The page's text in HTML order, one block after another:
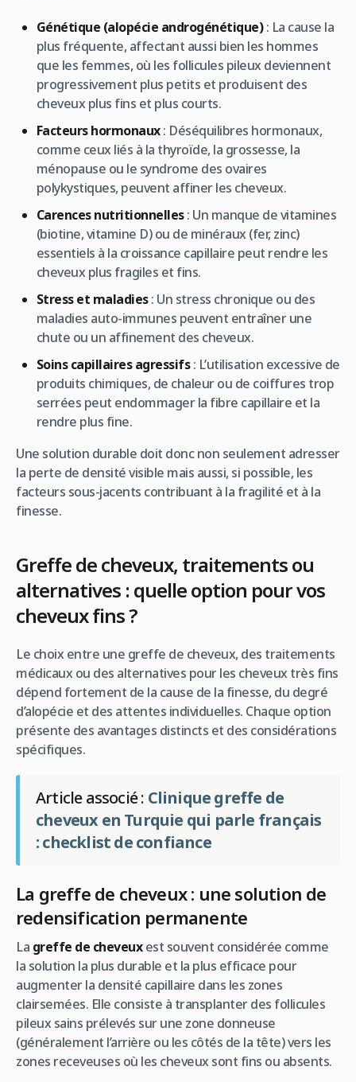
Génétique (alopécie androgénétique): La cause la
plus fréquente, affectant aussi bien les hommes
que les femmes, où les follicules pileux deviennent
progressivement plus petits et produisent des
cheveux plus fins et plus courts.
Facteurs hormonaux: Déséquilibres hormonaux,
comme ceux liés à la thyroïde, la grossesse, la
ménopause ou le syndrome des ovaires
polykystiques, peuvent affiner les cheveux.
Carences nutritionnelles: Un manque de vitamines
(biotine, vitamine D) ou de minéraux (fer, zinc)
essentiels à la croissance capillaire peut rendre les
cheveux plus fragiles et fins.
Stress et maladies: Un stress chronique ou des
maladies auto-immunes peuvent entraîner une
chute ou un affinement des cheveux.
Soins capillaires agressifs: L’utilisation excessive de
produits chimiques, de chaleur ou de coiffures trop
serrées peut endommager la fibre capillaire et la
rendre plus fine.
Une solution durable doit donc non seulement adresser
la perte de densité visible mais aussi, si possible, les
facteurs sous-jacents contribuant à la fragilité et à la
finesse.
Greffe de cheveux, traitements ou
alternatives : quelle option pour vos
cheveux fins ?
Le choix entre une greffe de cheveux, des traitements
médicaux ou des alternatives pour les cheveux très fins
dépend fortement de la cause de la finesse, du degré
d’alopécie et des attentes individuelles. Chaque option
présente des avantages distincts et des considérations
spécifiques.
Article associé : Clinique greffe de
cheveux en Turquie qui parle français
: checklist de confiance
La greffe de cheveux : une solution de
redensification permanente
La greffe de cheveuxest souvent considérée comme
la solution la plus durable et la plus efficace pour
augmenter la densité capillaire dans les zones
clairsemées. Elle consiste à transplanter des follicules
pileux sains prélevés sur une zone donneuse
(généralement l’arrière ou les côtés de la tête) vers les
zones receveuses où les cheveux sont fins ou absents.